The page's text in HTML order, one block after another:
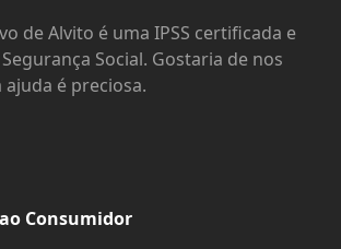
de Alvito é uma IPSS certificada e
Social. Gostaria de nos
ajuda é preciosa.
Consumidor